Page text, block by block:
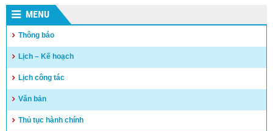
(26/06/2023)
Quyết định công khai quyết toán thu chi NSNN năm 2022
(04/05/2023)
MENU
Thông báo
Lịch – Kế hoạch
Lịch công tác
Văn bản
Thủ tục hành chính